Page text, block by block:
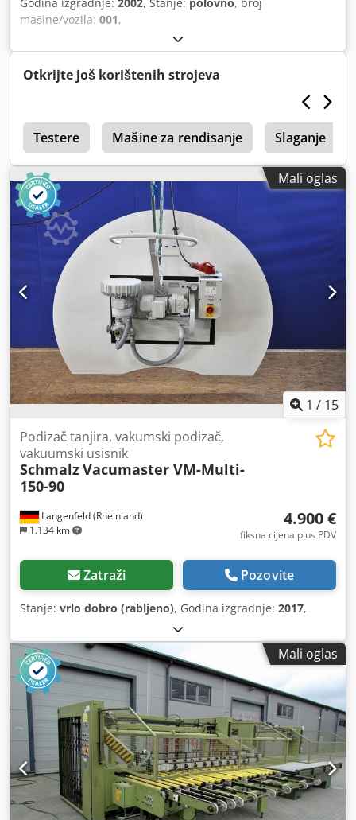
mašine/vozila: 001,
Otkrijte još korištenih strojeva
Testere Mašine za rendisanje Slaganje
Mali oglas
1 / 15
Langenfeld (Rheinland)
1.134 km
Podizač tanjira, vakumski podizač,
vakuumski usisnik
SchmalzVacumaster VM-Multi-
150-90
4.900 €
fiksna cijena plus PDV
Zatraži Pozovite
Stanje: vrlo dobro (rabljeno), Godina izgradnje: 2017,
Mali oglas